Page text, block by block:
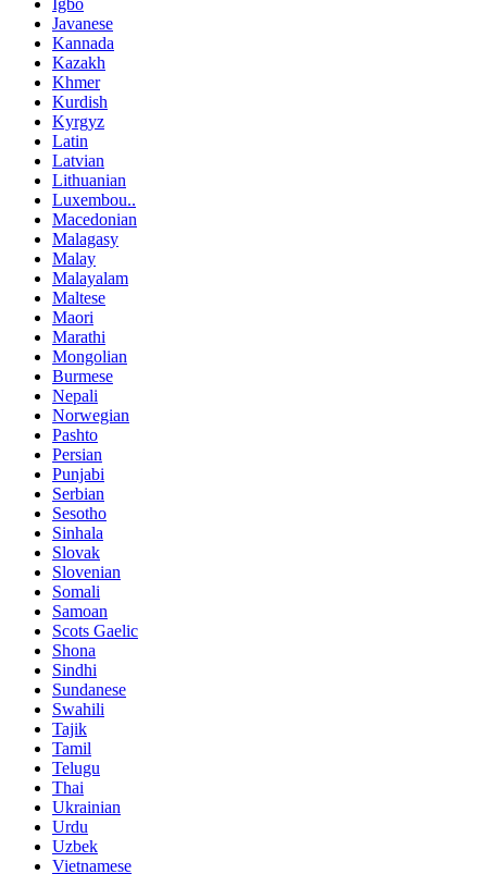
Igbo
Javanese
Kannada
Kazakh
Khmer
Kurdish
Kyrgyz
Latin
Latvian
Lithuanian
Luxembou..
Macedonian
Malagasy
Malay
Malayalam
Maltese
Maori
Marathi
Mongolian
Burmese
Nepali
Norwegian
Pashto
Persian
Punjabi
Serbian
Sesotho
Sinhala
Slovak
Slovenian
Somali
Samoan
Scots Gaelic
Shona
Sindhi
Sundanese
Swahili
Tajik
Tamil
Telugu
Thai
Ukrainian
Urdu
Uzbek
Vietnamese